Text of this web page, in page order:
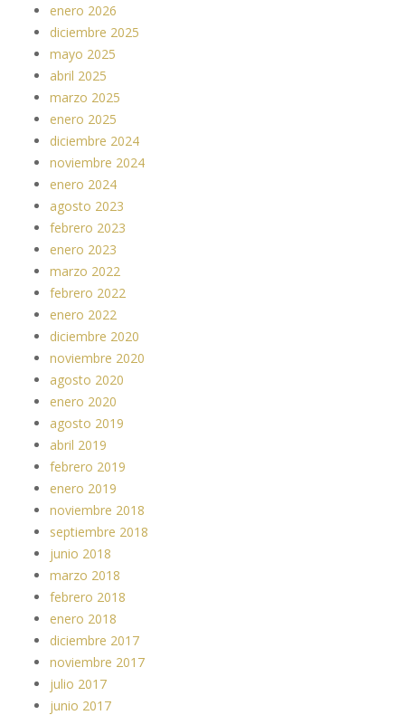
enero 2026
diciembre 2025
mayo 2025
abril 2025
marzo 2025
enero 2025
diciembre 2024
noviembre 2024
enero 2024
agosto 2023
febrero 2023
enero 2023
marzo 2022
febrero 2022
enero 2022
diciembre 2020
noviembre 2020
agosto 2020
enero 2020
agosto 2019
abril 2019
febrero 2019
enero 2019
noviembre 2018
septiembre 2018
junio 2018
marzo 2018
febrero 2018
enero 2018
diciembre 2017
noviembre 2017
julio 2017
junio 2017